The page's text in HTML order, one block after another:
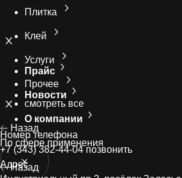
Плитка
Клей
Услуги
Прочее
смотреть все
Назад
По сфере применения
Назад
Номер телефонa
+7 (343) 382-44-04позвонить
Адрес
Прайс
Новости
О компании